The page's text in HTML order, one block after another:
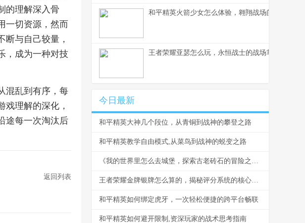
的理解深入骨
一切资源，然而
与自己较量，
，成为一种对技
混乱到有序，每
理解的深化，
途每一次淘汰后
返回列表
和平精英火箭少女怎么体验，翱翔战场的粉色梦境
王者荣耀亚瑟怎么玩，永恒战士的战场掌握之道
今日最新
和平精英大神几个段位，从青铜到战神的攀登之路
和平精英教学自由模式,从菜鸟到战神的蜕变之路
《我的世界里怎么去城堡，探索古老砖石的冒险之旅》
王者荣耀金牌银牌怎么算的，揭秘评分系统的核心逻辑
和平精英如何绑定虎牙，一次轻松便捷的跨平台畅联
和平精英如何避开限制,资深玩家的战术思考指南